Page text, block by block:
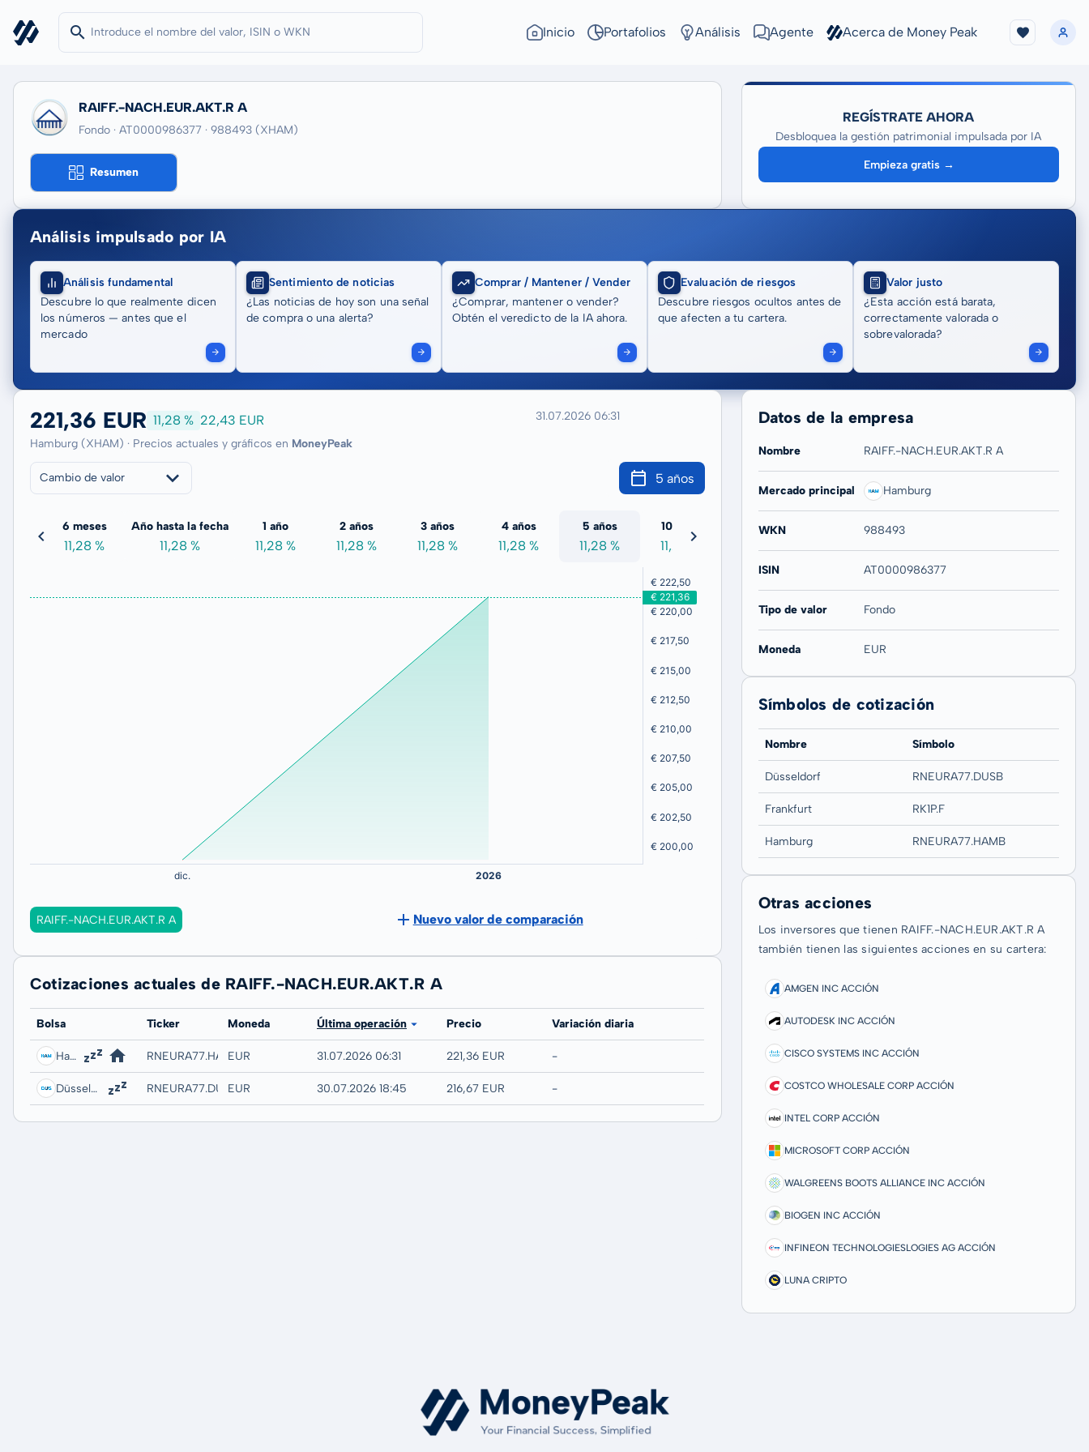
Inicio Portafolios Análisis Agente Acerca de Money Peak
RAIFF.-NACH.EUR.AKT.R A
Fondo · AT0000986377 · 988493 (XHAM)
Resumen
REGÍSTRATE AHORA
Desbloquea la gestión patrimonial impulsada por IA
Empieza gratis →
Análisis impulsado por IA
Análisis fundamental
Descubre lo que realmente dicen
los números — antes que el
mercado
Sentimiento de noticias
¿Las noticias de hoy son una señal
de compra o una alerta?
Comprar / Mantener / Vender
¿Comprar, mantener o vender?
Obtén el veredicto de la IA ahora.
Evaluación de riesgos
Descubre riesgos ocultos antes de
que afecten a tu cartera.
Valor justo
¿Esta acción está barata,
correctamente valorada o
sobrevalorada?
221,36 EUR 11,28 % 22,43 EUR
Hamburg (XHAM) · Precios actuales y gráficos en MoneyPeak
31.07.2026 06:31
Cambio de valor 5 años
6 meses
11,28 %
Año hasta la fecha
11,28 %
1 año
11,28 %
2 años
11,28 %
3 años
11,28 %
4 años
11,28 %
5 años
11,28 %
10 años
11,28 %
20 años
RAIFF.-NACH.EUR.AKT.R A Nuevo valor de comparación
Cotizaciones actuales de RAIFF.-NACH.EUR.AKT.R A
Bolsa Ticker Moneda Última operación Precio Variación diaria
Hamburg RNEURA77.HAMBEUR 31.07.2026 06:31 221,36 EUR -
Düsseldorf RNEURA77.DUSBEUR 30.07.2026 18:45 216,67 EUR -
Datos de la empresa
Nombre RAIFF.-NACH.EUR.AKT.R A
Mercado principal Hamburg
WKN 988493
ISIN AT0000986377
Tipo de valor Fondo
Moneda EUR
Símbolos de cotización
Nombre Símbolo
Düsseldorf RNEURA77.DUSB
Frankfurt RK1P.F
Hamburg RNEURA77.HAMB
Otras acciones
Los inversores que tienen RAIFF.-NACH.EUR.AKT.R A
también tienen las siguientes acciones en su cartera:
AMGEN INC ACCIÓN
AUTODESK INC ACCIÓN
CISCO SYSTEMS INC ACCIÓN
COSTCO WHOLESALE CORP ACCIÓN
INTEL CORP ACCIÓN
MICROSOFT CORP ACCIÓN
WALGREENS BOOTS ALLIANCE INC ACCIÓN
BIOGEN INC ACCIÓN
INFINEON TECHNOLOGIESLOGIES AG ACCIÓN
LUNA CRIPTO